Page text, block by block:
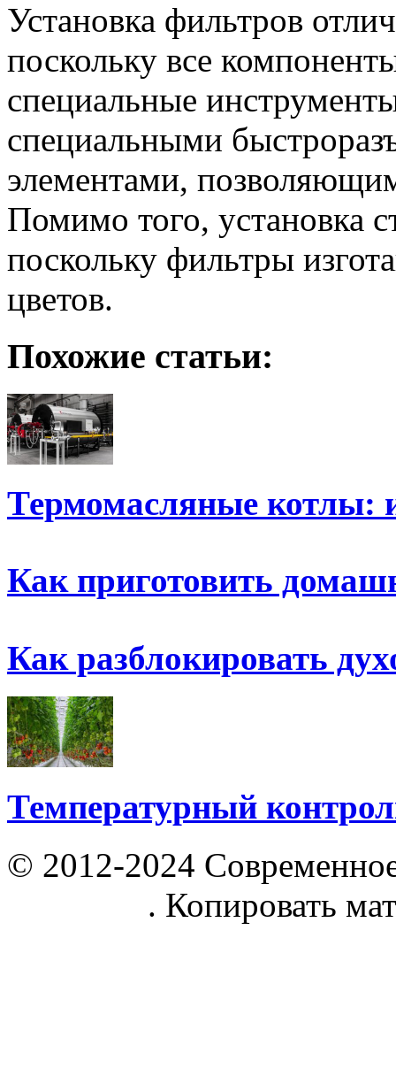
Установка фильтров
поскольку все
специальные
специальными
элементами,
Помимо того, установка
поскольку фильтры
цветов.
Похожие статьи:
Термомасляные котлы:
Как приготовить
Как разблокировать
Температурный
© 2012-2024
. Копировать